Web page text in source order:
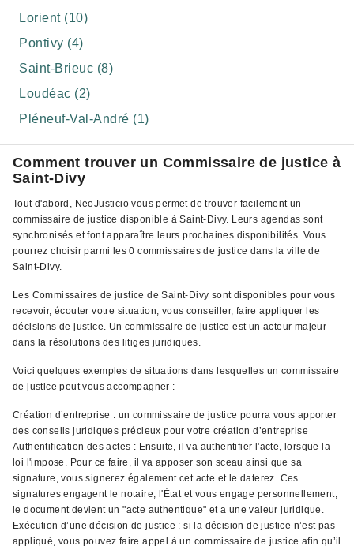
Lorient (10)
Pontivy (4)
Saint-Brieuc (8)
Loudéac (2)
Pléneuf-Val-André (1)
Comment trouver un Commissaire de justice à
Saint-Divy
Tout d'abord, NeoJusticio vous permet de trouver facilement un
commissaire de justice disponible à Saint-Divy. Leurs agendas sont
synchronisés et font apparaître leurs prochaines disponibilités. Vous
pourrez choisir parmi les 0 commissaires de justice dans la ville de
Saint-Divy.
Les Commissaires de justice de Saint-Divy sont disponibles pour vous
recevoir, écouter votre situation, vous conseiller, faire appliquer les
décisions de justice. Un commissaire de justice est un acteur majeur
dans la résolutions des litiges juridiques.
Voici quelques exemples de situations dans lesquelles un commissaire
de justice peut vous accompagner :
Création d’entreprise : un commissaire de justice pourra vous apporter
des conseils juridiques précieux pour votre création d’entreprise
Authentification des actes : Ensuite, il va authentifier l'acte, lorsque la
loi l'impose. Pour ce faire, il va apposer son sceau ainsi que sa
signature, vous signerez également cet acte et le daterez. Ces
signatures engagent le notaire, l'État et vous engage personnellement,
le document devient un "acte authentique" et a une valeur juridique.
Exécution d’une décision de justice : si la décision de justice n’est pas
appliqué, vous pouvez faire appel à un commissaire de justice afin qu’il